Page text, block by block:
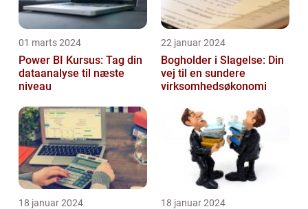
01 marts 2024
Power BI Kursus: Tag din
dataanalyse til næste
niveau
22 januar 2024
Bogholder i Slagelse: Din
vej til en sundere
virksomhedsøkonomi
18 januar 2024 18 januar 2024